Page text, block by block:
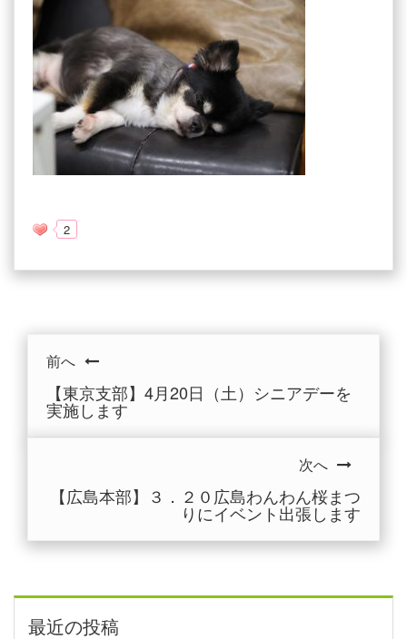
2
前へ
【東京支部】4月20日（土）シニアデーを
実施します
次へ
【広島本部】３．２０広島わんわん桜まつ
りにイベント出張します
最近の投稿